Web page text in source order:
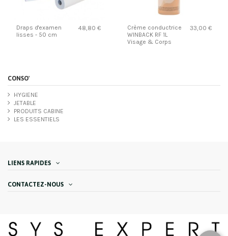
Draps d'examen
lisses - 50 cm
48,80 €
Crème conductrice
WINBACK RF 1L
Visage & Corps
33,00 €
CONSO'
HYGIENE
JETABLE
PRODUITS CABINE
LES ESSENTIELS
LIENS RAPIDES
CONTACTEZ-NOUS